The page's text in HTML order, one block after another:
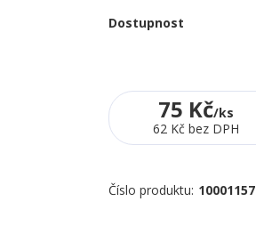
Dostupnost
75 Kč/ks
62 Kč bez DPH
Číslo produktu: 10001157